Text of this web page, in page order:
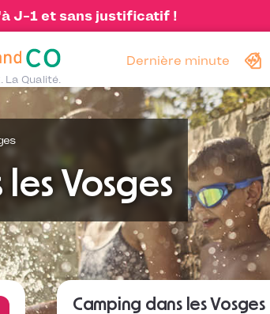
J-1 et sans justificatif !
La Qualité.
Dernière minute
Vosges
Camping dans les Vosges